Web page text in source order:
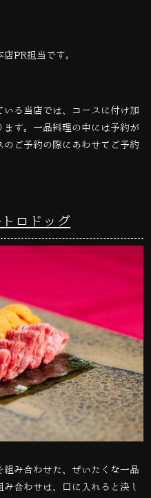
PR担当です。
る当店では、コースに付け加
す。一品料理の中には予約が
ご予約の際にあわせてご予約
ロドッグ
み合わせた、ぜいたくな一品
合わせは、口に入れると決し